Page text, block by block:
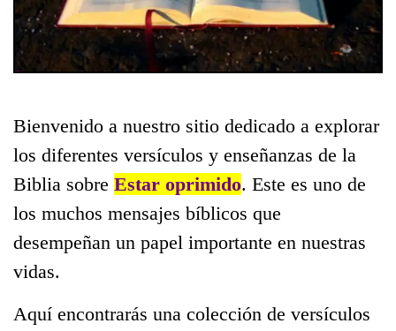
Bienvenido a nuestro sitio dedicado a explorar
los diferentes versículos y enseñanzas de la
Biblia sobre Estar oprimido. Este es uno de
los muchos mensajes bíblicos que
desempeñan un papel importante en nuestras
vidas.
Aquí encontrarás una colección de versículos